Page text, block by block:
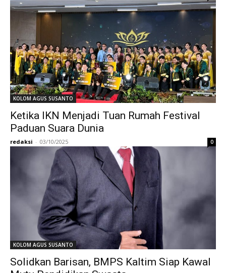
KOLOM AGUS SUSANTO
Ketika IKN Menjadi Tuan Rumah Festival
Paduan Suara Dunia
redaksi - 03/10/2025 0
KOLOM AGUS SUSANTO
Solidkan Barisan, BMPS Kaltim Siap Kawal